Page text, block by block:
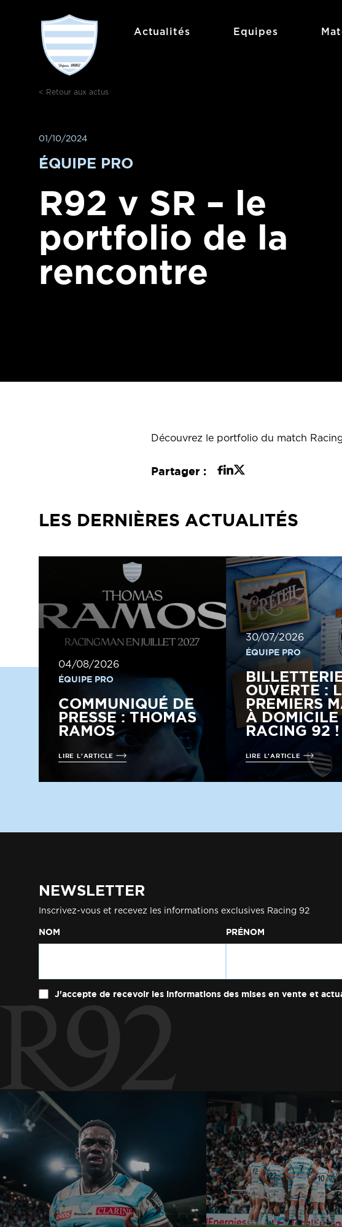
Actualités Equipes
< Retour aux actus
01/10/2024
ÉQUIPE PRO
R92 v SR – le
portfolio de la
rencontre
Découvrez le portfolio du match
Partager :
LES DERNIÈRES ACTUALITÉS
04/08/2026
ÉQUIPE PRO
COMMUNIQUÉ DE
PRESSE : THOMAS
RAMOS
LIRE L'ARTICLE
30/07/2026
ÉQUIPE PRO
OUVERTE :
PREMIERS
À DOMICILE
RACING 92 !
LIRE L'ARTICLE
NEWSLETTER
Inscrivez-vous et recevez les informations exclusives Racing 92
NOM PRÉNOM
J'accepte de recevoir les informations des mises en vente et